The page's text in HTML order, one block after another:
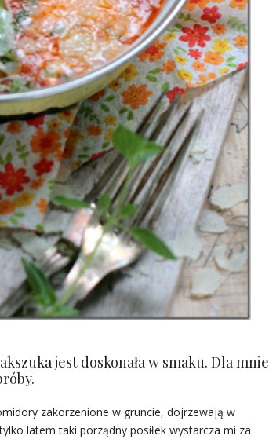
jest doskonała w smaku. Dla mnie
zakorzenione w gruncie, dojrzewają w
latem taki porządny posiłek wystarcza mi za